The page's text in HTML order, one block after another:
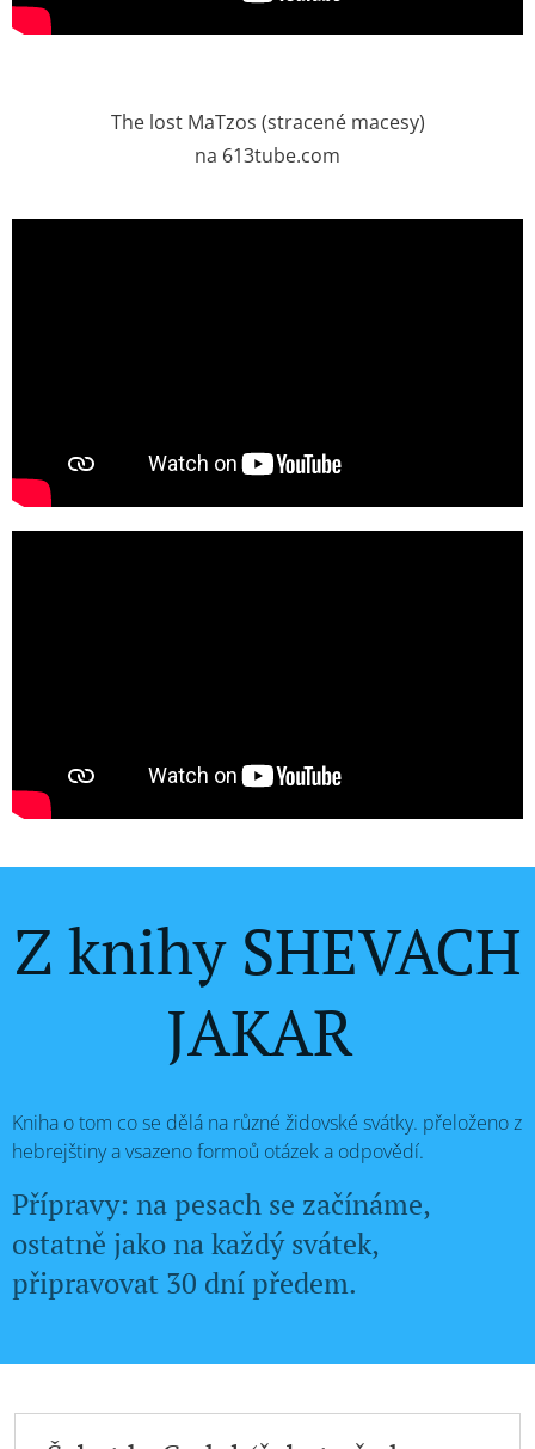
The lost MaTzos (stracené macesy)
na 613tube.com
Z knihy SHEVACH
JAKAR
Kniha o tom co se dělá na různé židovské svátky. přeloženo z
hebrejštiny a vsazeno formoů otázek a odpovědí.
Přípravy: na pesach se začínáme,
ostatně jako na každý svátek,
připravovat 30 dní předem.